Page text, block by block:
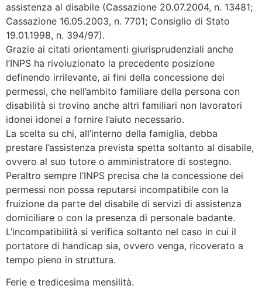
assistenza al disabile (Cassazione 20.07.2004, n. 13481;
Cassazione 16.05.2003, n. 7701; Consiglio di Stato
19.01.1998, n. 394/97).
Grazie ai citati orientamenti giurisprudenziali anche
l’INPS ha rivoluzionato la precedente posizione
definendo irrilevante, ai fini della concessione dei
permessi, che nell’ambito familiare della persona con
disabilità si trovino anche altri familiari non lavoratori
idonei idonei a fornire l’aiuto necessario.
La scelta su chi, all’interno della famiglia, debba
prestare l’assistenza prevista spetta soltanto al disabile,
ovvero al suo tutore o amministratore di sostegno.
Peraltro sempre l’INPS precisa che la concessione dei
permessi non possa reputarsi incompatibile con la
fruizione da parte del disabile di servizi di assistenza
domiciliare o con la presenza di personale badante.
L’incompatibilità si verifica soltanto nel caso in cui il
portatore di handicap sia, ovvero venga, ricoverato a
tempo pieno in struttura.
Ferie e tredicesima mensilità.